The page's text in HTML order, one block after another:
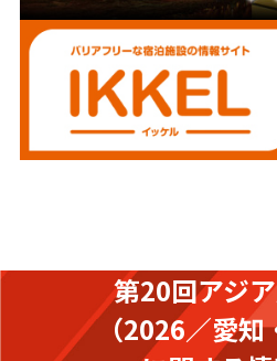
第20回アジ
（2026／愛知